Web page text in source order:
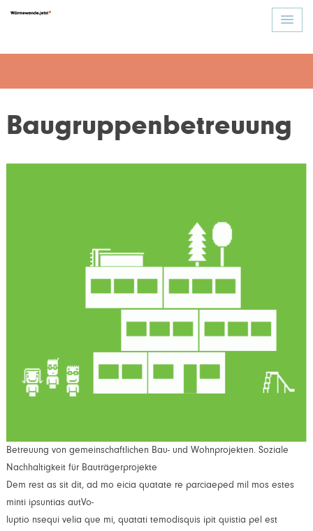
Baugruppenbetreuung
Betreuung von gemeinschaftlichen Bau- und Wohnprojekten. Soziale
Nachhaltigkeit für Bauträgerprojekte
Dem rest as sit dit, ad mo eicia quatate re parciaeped mil mos estes
minti ipsuntias autVo-
luptio nsequi velia que mi, quatati temodisquis ipit quistia pel est